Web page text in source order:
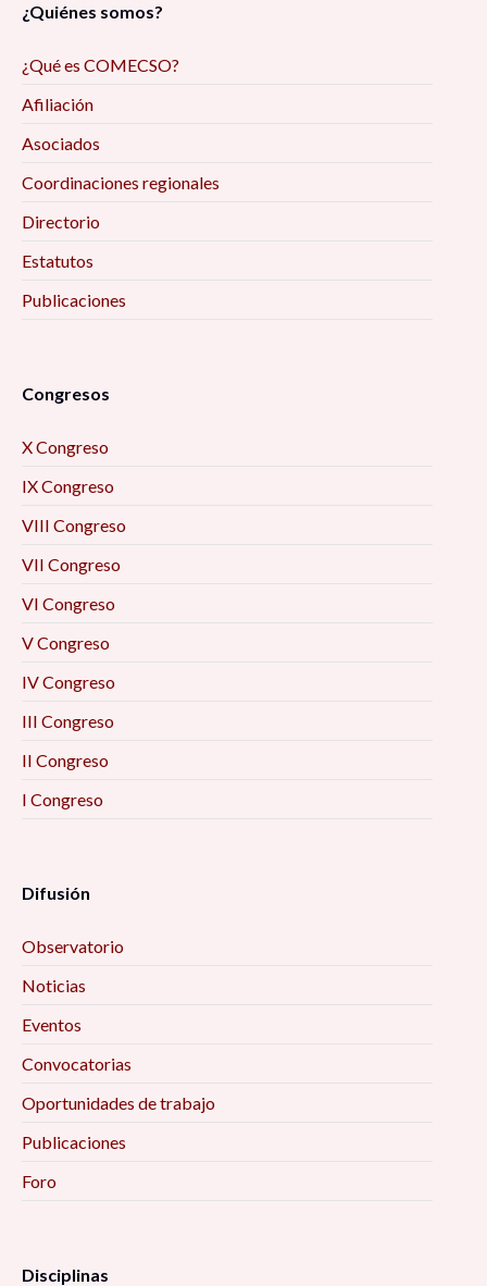
¿Quiénes somos?
¿Qué es COMECSO?
Afiliación
Asociados
Coordinaciones regionales
Directorio
Estatutos
Publicaciones
Congresos
X Congreso
IX Congreso
VIII Congreso
VII Congreso
VI Congreso
V Congreso
IV Congreso
III Congreso
II Congreso
I Congreso
Difusión
Observatorio
Noticias
Eventos
Convocatorias
Oportunidades de trabajo
Publicaciones
Foro
Disciplinas